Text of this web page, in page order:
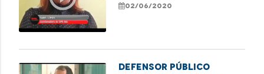
Pessoa Idosa
02/06/2020
Defensor público